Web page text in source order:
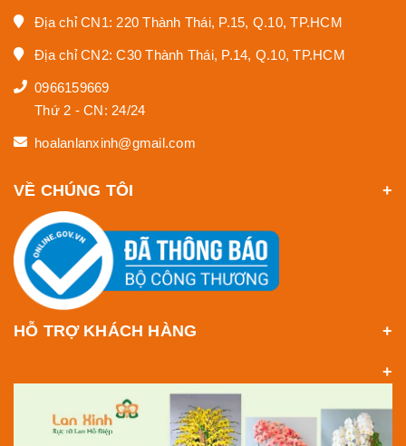
Địa chỉ CN1: 220 Thành Thái, P.15, Q.10, TP.HCM
Địa chỉ CN2: C30 Thành Thái, P.14, Q.10, TP.HCM
0966159669
Thứ 2 - CN: 24/24
hoalanlanxinh@gmail.com
VỀ CHÚNG TÔI
HỖ TRỢ KHÁCH HÀNG